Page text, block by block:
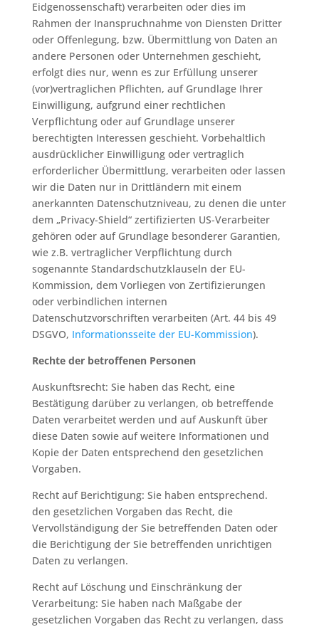
Eidgenossenschaft) verarbeiten oder dies im
Rahmen der Inanspruchnahme von Diensten Dritter
oder Offenlegung, bzw. Übermittlung von Daten an
andere Personen oder Unternehmen geschieht,
erfolgt dies nur, wenn es zur Erfüllung unserer
(vor)vertraglichen Pflichten, auf Grundlage Ihrer
Einwilligung, aufgrund einer rechtlichen
Verpflichtung oder auf Grundlage unserer
berechtigten Interessen geschieht. Vorbehaltlich
ausdrücklicher Einwilligung oder vertraglich
erforderlicher Übermittlung, verarbeiten oder lassen
wir die Daten nur in Drittländern mit einem
anerkannten Datenschutzniveau, zu denen die unter
dem „Privacy-Shield“ zertifizierten US-Verarbeiter
gehören oder auf Grundlage besonderer Garantien,
wie z.B. vertraglicher Verpflichtung durch
sogenannte Standardschutzklauseln der EU-
Kommission, dem Vorliegen von Zertifizierungen
oder verbindlichen internen
Datenschutzvorschriften verarbeiten (Art. 44 bis 49
DSGVO, Informationsseite der EU-Kommission).
Rechte der betroffenen Personen
Auskunftsrecht: Sie haben das Recht, eine
Bestätigung darüber zu verlangen, ob betreffende
Daten verarbeitet werden und auf Auskunft über
diese Daten sowie auf weitere Informationen und
Kopie der Daten entsprechend den gesetzlichen
Vorgaben.
Recht auf Berichtigung: Sie haben entsprechend.
den gesetzlichen Vorgaben das Recht, die
Vervollständigung der Sie betreffenden Daten oder
die Berichtigung der Sie betreffenden unrichtigen
Daten zu verlangen.
Recht auf Löschung und Einschränkung der
Verarbeitung: Sie haben nach Maßgabe der
gesetzlichen Vorgaben das Recht zu verlangen, dass